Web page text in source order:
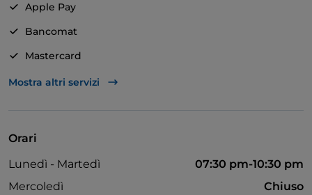
Apple Pay
Bancomat
Mastercard
Visa
Mostra altri servizi
Orari
Lunedì - Martedì
07:30 pm-10:30 pm
Mercoledì
Chiuso